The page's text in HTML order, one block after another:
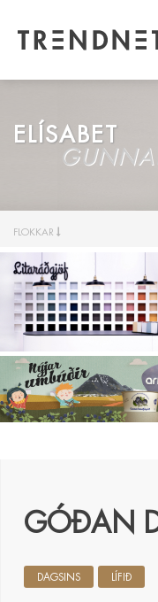
ELÍSABET
FLOKKAR
GÓÐAN
DAGSINS LÍFIÐ